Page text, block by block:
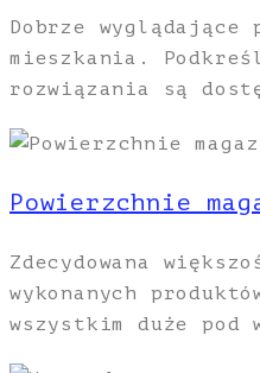
Dobrze wyglądające
mieszkania.
rozwiązania są
Powierzchnie
Zdecydowana
wykonanych
wszystkim duże